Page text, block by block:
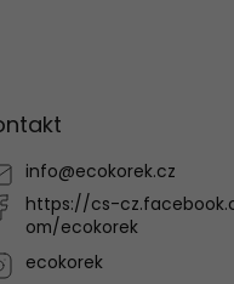
info@ecokorek.cz
https://cs-
om/ecokorek
ecokorek